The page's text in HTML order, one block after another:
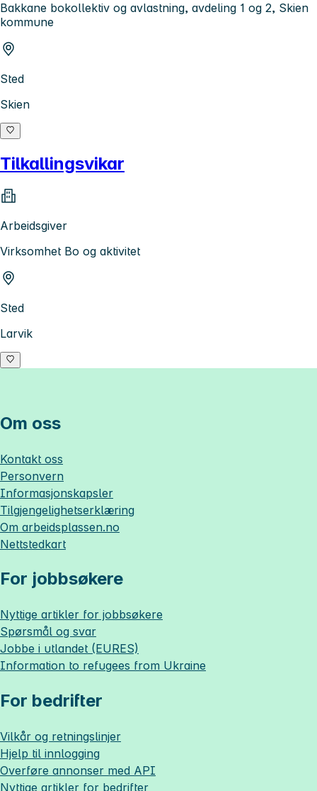
Bakkane bokollektiv og avlastning, avdeling 1 og 2, Skien
kommune
Sted
Skien
Tilkallingsvikar
Arbeidsgiver
Virksomhet Bo og aktivitet
Sted
Larvik
Om oss
Kontakt oss
Personvern
Informasjonskapsler
Tilgjengelighetserklæring
Om arbeidsplassen.no
Nettstedkart
For jobbsøkere
Nyttige artikler for jobbsøkere
Spørsmål og svar
Jobbe i utlandet (EURES)
Information to refugees from Ukraine
For bedrifter
Vilkår og retningslinjer
Hjelp til innlogging
Overføre annonser med API
Nyttige artikler for bedrifter